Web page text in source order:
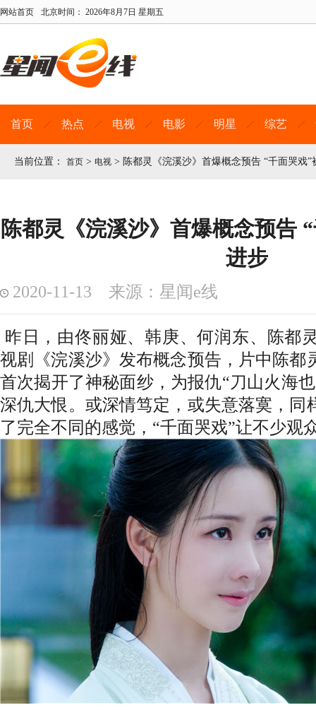
网站首页 北京时间： 2026年8月7日 星期五
首页 热点 电视 电影 明星 综艺
当前位置： 首页 > 电视 > 陈都灵《浣溪沙》首爆概念预告 “千面哭戏”
陈都灵《浣溪沙》首爆概念预告
进步
2020-11-13 来源：星闻e线
昨日，由佟丽娅、韩庚、何润东、陈都
视剧《浣溪沙》发布概念预告，片中陈都
首次揭开了神秘面纱，为报仇“刀山火海
深仇大恨。或深情笃定，或失意落寞，同
了完全不同的感觉，“千面哭戏”让不少观